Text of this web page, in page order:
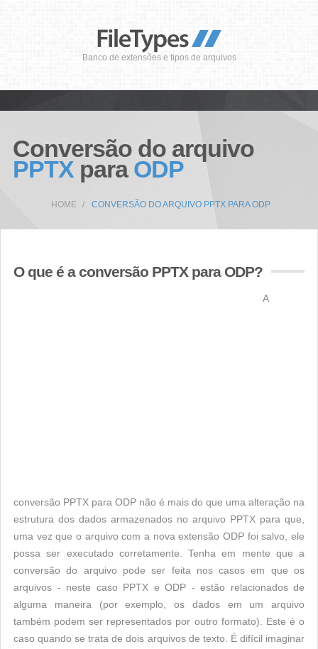
Banco de extensões e tipos de arquivos
Conversão do arquivo
PPTX para ODP
HOME CONVERSÃO DO ARQUIVO PPTX PARA ODP
O que é a conversão PPTX para ODP?
A
conversão PPTX para ODP não é mais do que uma alteração na
estrutura dos dados armazenados no arquivo PPTX para que,
uma vez que o arquivo com a nova extensão ODP foi salvo, ele
possa ser executado corretamente. Tenha em mente que a
conversão do arquivo pode ser feita nos casos em que os
arquivos - neste caso PPTX e ODP - estão relacionados de
alguma maneira (por exemplo, os dados em um arquivo
também podem ser representados por outro formato). Este é o
caso quando se trata de dois arquivos de texto. É difícil imaginar